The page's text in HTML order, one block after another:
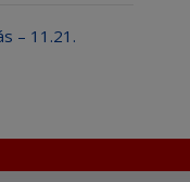
– 11.21.